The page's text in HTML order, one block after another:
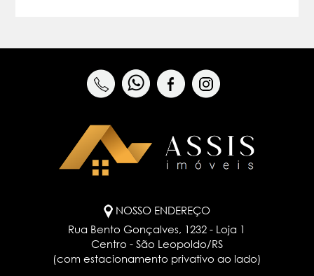
NOSSO ENDEREÇO
Rua Bento Gonçalves, 1232 - Loja 1
Centro - São Leopoldo/RS
(com estacionamento privativo ao lado)